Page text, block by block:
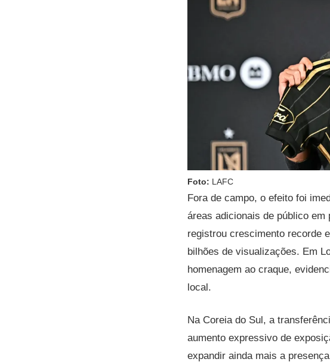
Foto: LAFC
Fora de campo, o efeito foi
áreas adicionais de público
registrou crescimento recorde
bilhões de visualizações. Em
homenagem ao craque,
local.
Na Coreia do Sul, a
aumento expressivo de
expandir ainda mais a